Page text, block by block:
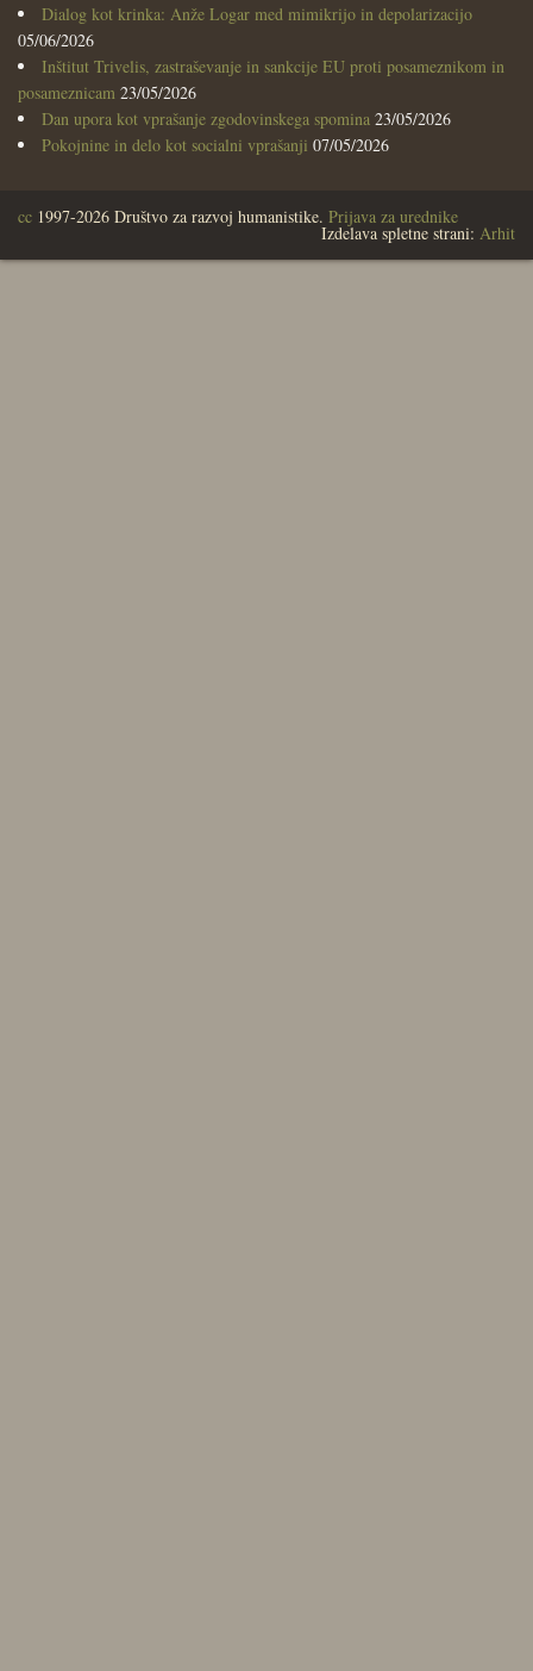
Dialog kot krinka: Anže Logar med mimikrijo in depolarizacijo
05/06/2026
Inštitut Trivelis, zastraševanje in sankcije EU proti posameznikom in
posameznicam 23/05/2026
Dan upora kot vprašanje zgodovinskega spomina 23/05/2026
Pokojnine in delo kot socialni vprašanji 07/05/2026
cc 1997-2026 Društvo za razvoj humanistike. Prijava za urednike
Izdelava spletne strani: Arhit